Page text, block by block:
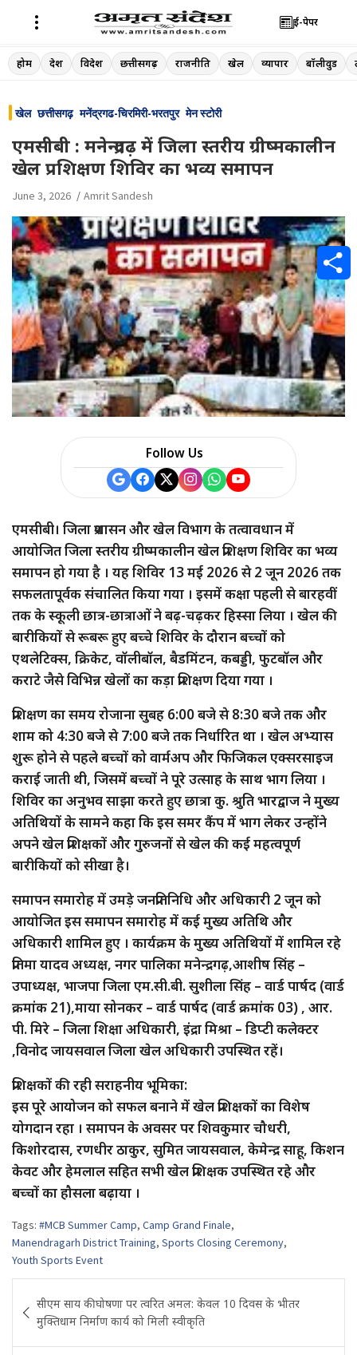
Skip
to
ई-पेपर
होम देश विदेश छत्तीसगढ़ राजनीति खेल व्यापार बॉलीवुड
खेल छत्तीसगढ़ मनेंद्रगढ-चिरमिरी-भरतपुर मेन स्टोरी
एमसीबी : मनेन्द्रगढ़ में जिला स्तरीय ग्रीष्मकालीन
खेल प्रशिक्षण शिविर का भव्य समापन
June 3, 2026 Amrit Sandesh
Follow Us
एमसीबी। जिला प्रशासन और खेल विभाग के तत्वावधान में
आयोजित जिला स्तरीय ग्रीष्मकालीन खेल प्रशिक्षण शिविर का भव्य
समापन हो गया है । यह शिविर 13 मई 2026 से 2 जून 2026 तक
सफलतापूर्वक संचालित किया गया । इसमें कक्षा पहली से बारहवीं
तक के स्कूली छात्र-छात्राओं ने बढ़-चढ़कर हिस्सा लिया । खेल की
बारीकियों से रूबरू हुए बच्चे शिविर के दौरान बच्चों को
एथलेटिक्स, क्रिकेट, वॉलीबॉल, बैडमिंटन, कबड्डी, फुटबॉल और
कराटे जैसे विभिन्न खेलों का कड़ा प्रशिक्षण दिया गया ।
प्रशिक्षण का समय रोजाना सुबह 6:00 बजे से 8:30 बजे तक और
शाम को 4:30 बजे से 7:00 बजे तक निर्धारित था । खेल अभ्यास
शुरू होने से पहले बच्चों को वार्मअप और फिजिकल एक्सरसाइज
कराई जाती थी, जिसमें बच्चों ने पूरे उत्साह के साथ भाग लिया ।
शिविर का अनुभव साझा करते हुए छात्रा कु. श्रुति भारद्वाज ने मुख्य
अतिथियों के सामने कहा कि इस समर कैंप में भाग लेकर उन्होंने
अपने खेल प्रशिक्षकों और गुरुजनों से खेल की कई महत्वपूर्ण
बारीकियों को सीखा है।
समापन समारोह में उमड़े जनप्रतिनिधि और अधिकारी 2 जून को
आयोजित इस समापन समारोह में कई मुख्य अतिथि और
अधिकारी शामिल हुए । कार्यक्रम के मुख्य अतिथियों में शामिल रहे
प्रतिमा यादव अध्यक्ष, नगर पालिका मनेन्द्रगढ़,आशीष सिंह –
उपाध्यक्ष, भाजपा जिला एम.सी.बी. सुशीला सिंह – वार्ड पार्षद (वार्ड
क्रमांक 21),माया सोनकर – वार्ड पार्षद (वार्ड क्रमांक 03) , आर.
पी. मिरे – जिला शिक्षा अधिकारी, इंद्रा मिश्रा – डिप्टी कलेक्टर
,विनोद जायसवाल जिला खेल अधिकारी उपस्थित रहें।
प्रशिक्षकों की रही सराहनीय भूमिका:
इस पूरे आयोजन को सफल बनाने में खेल प्रशिक्षकों का विशेष
योगदान रहा । समापन के अवसर पर शिवकुमार चौधरी,
किशोरदास, रणधीर ठाकुर, सुमित जायसवाल, केमेन्द्र साहू, किशन
केवट और हेमलाल सहित सभी खेल प्रशिक्षक उपस्थित रहे और
बच्चों का हौसला बढ़ाया ।
Tags: #MCB Summer Camp, Camp Grand Finale,
Manendragarh District Training, Sports Closing Ceremony,
Youth Sports Event
navigation
सीएम साय की घोषणा पर त्वरित अमल: केवल 10 दिवस के भीतर
मुक्तिधाम निर्माण कार्य को मिली स्वीकृति
S
h
r